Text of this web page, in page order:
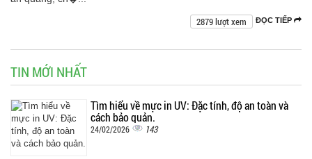
ĐỌC TIẾP
2879 lượt xem
TIN MỚI NHẤT
Tìm hiểu về mực in UV: Đặc tính, độ an toàn và
cách bảo quản.
24/02/2026 143